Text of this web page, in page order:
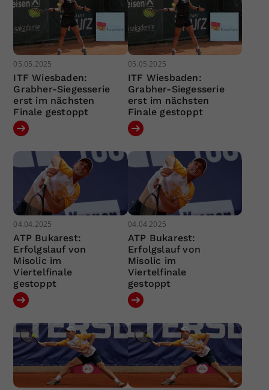
05.05.2025
ITF Wiesbaden:
Grabher-Siegesserie
erst im nächsten
Finale gestoppt
05.05.2025
ITF Wiesbaden:
Grabher-Siegesserie
erst im nächsten
Finale gestoppt
04.04.2025
ATP Bukarest:
Erfolgslauf von
Misolic im
Viertelfinale
gestoppt
04.04.2025
ATP Bukarest:
Erfolgslauf von
Misolic im
Viertelfinale
gestoppt